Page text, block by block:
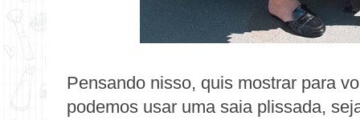
Pensando nisso, quis mostrar para
podemos usar uma saia plissada,